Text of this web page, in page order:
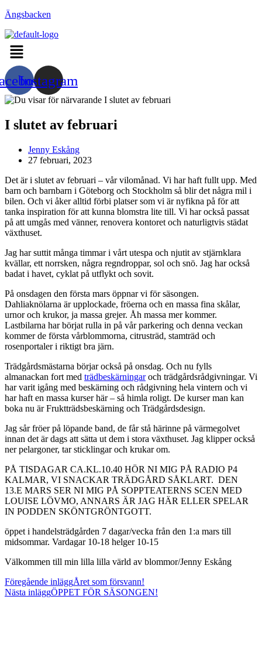
Hoppa
innehållet
Ängsbacken
Menu
Instagram
I slutet av februari
Inläggsförfattare:
Jenny Eskång
Inlägget
27 februari, 2023
Det är i slutet av februari – vår vilomånad. Vi har haft fullt upp. Med
barn och barnbarn i Göteborg och Stockholm så blir det några mil i
bilen. Och vi åker alltid förbi platser som vi är nyfikna på för att
tanka inspiration för att kunna blomstra lite till. Vi har också passat
på att umgås med vänner, renovera kontoret och naturligtvis städat
växthuset.
Jag har suttit många timmar i vårt utespa och njutit av stjärnklara
kvällar, ett norrsken, några regndroppar, sol och snö. Jag har också
badat i havet, cyklat på utflykt och sovit.
På onsdagen den första mars öppnar vi för säsongen.
Dahliaknölarna är upplockade, fröerna och en massa fina skålar,
urnor och krukor, ja massa grejer. Åh massa mer kommer.
Lastbilarna har börjat rulla in på vår parkering och denna veckan
kommer de första vårblommorna, citrusträd, stamträd och
rosenportaler i riktigt bra järn.
Trädgårdsmästarna börjar också på onsdag. Och nu fylls
almanackan fort med trädbeskärningaroch trädgårdsrådgivningar. Vi
har varit igång med beskärning och rådgivning hela vintern och vi
har haft en massa kurser här – så himla roligt. De kurser man kan
boka nu är Fruktträdsbeskärning och Trädgårdsdesign.
Jag sår fröer på löpande band, de får stå härinne på värmegolvet
innan det är dags att sätta ut dem i stora växthuset. Jag klipper också
ner pelargoner, tar sticklingar och krukar om.
PÅ TISDAGAR CA.KL.10.40 HÖR NI MIG PÅ RADIO P4
KALMAR, VI SNACKAR TRÄDGÅRD SÅKLART. DEN
13.E MARS SER NI MIG PÅ SOPPTEATERNS SCEN MED
LOUISE LÖVMO, ANNARS ÄR JAG HÄR ELLER SPELAR
IN PODDEN SKÖNTGRÖNTGOTT.
öppet i handelsträdgården 7 dagar/vecka från den 1:a mars till
midsommar. Vardagar 10-18 helger 10-15
Välkommen till min lilla lilla värld av blommor/Jenny Eskång
Läs
fler
Föregående inläggÅret som försvann!
Nästa inläggÖPPET FÖR SÄSONGEN!